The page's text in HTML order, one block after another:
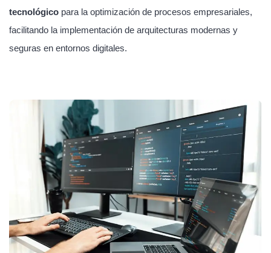
tecnológico para la optimización de procesos empresariales,
facilitando la implementación de arquitecturas modernas y
seguras en entornos digitales.